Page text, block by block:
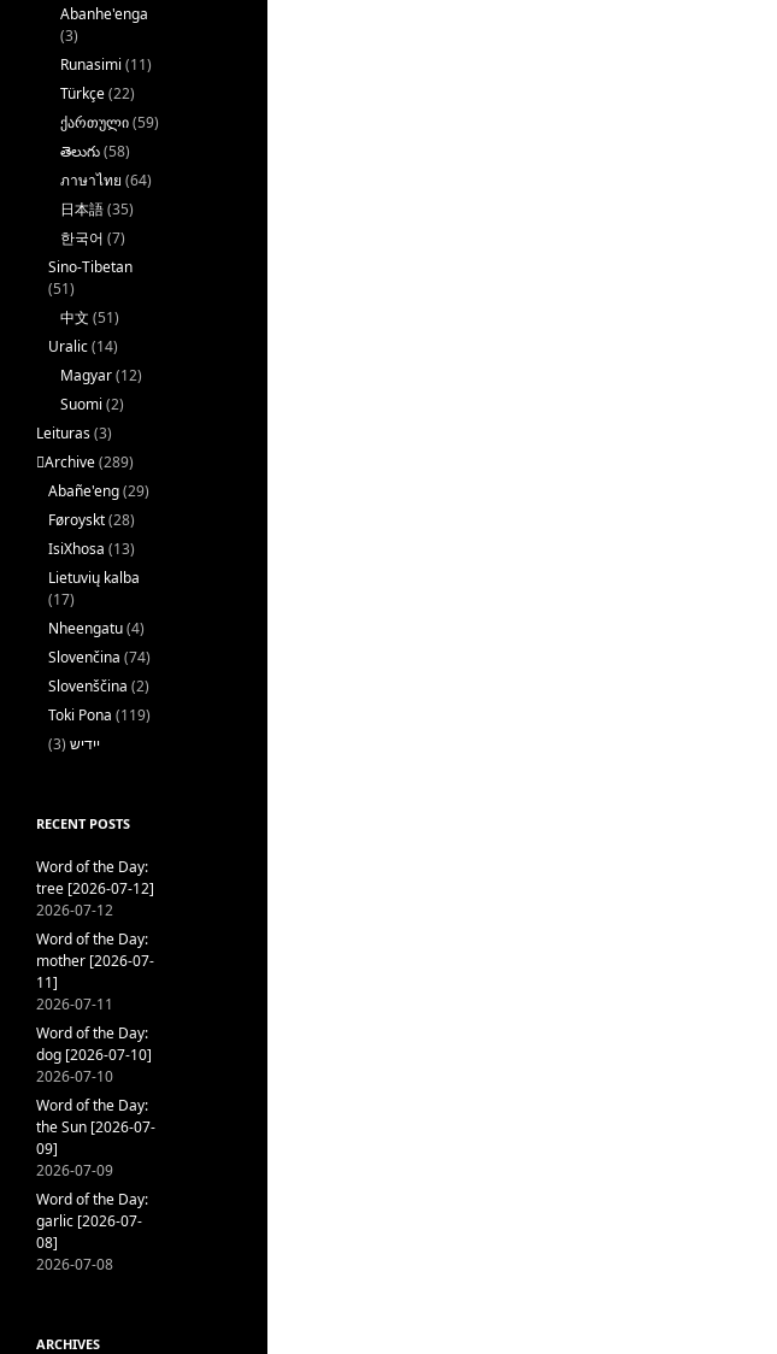
Abanhe'enga
(3)
Runasimi (11)
Türkçe(22)
ქართული(59)
తెలుగు(58)
ภาษาไทย (64)
日本語(35)
한국어 (7)
Sino-Tibetan
(51)
中文 (51)
Uralic(14)
Magyar(12)
Suomi (2)
Leituras(3)
􏿽Archive(289)
Abañe'eng(29)
Føroyskt(28)
IsiXhosa (13)
Lietuvių kalba
(17)
Nheengatu(4)
Slovenčina (74)
Slovenščina (2)
Toki Pona (119)
ייִדיש (3)
RECENT POSTS
Word of the Day:
tree [2026-07-12]
2026-07-12
Word of the Day:
mother [2026-07-
11]
2026-07-11
Word of the Day:
dog [2026-07-10]
2026-07-10
Word of the Day:
the Sun [2026-07-
09]
2026-07-09
Word of the Day:
garlic [2026-07-
08]
2026-07-08
ARCHIVES